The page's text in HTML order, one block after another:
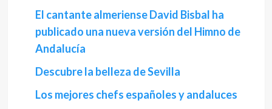
El cantante almeriense David Bisbal ha
publicado una nueva versión del Himno de
Andalucía
Descubre la belleza de Sevilla
Los mejores chefs españoles y andaluces